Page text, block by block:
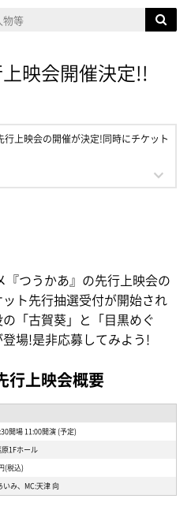
上映会開催決定!!
上映会の開催が決定!同時にチケット
つうかあ』の先行上映会の
ト先行抽選受付が開始され
「古賀葵」と「目黒めぐ
場!是非応募してみよう!
行上映会概要
開場 11:00開演 (予定)
1Fホール
(税込)
いみ、MC:天津 向